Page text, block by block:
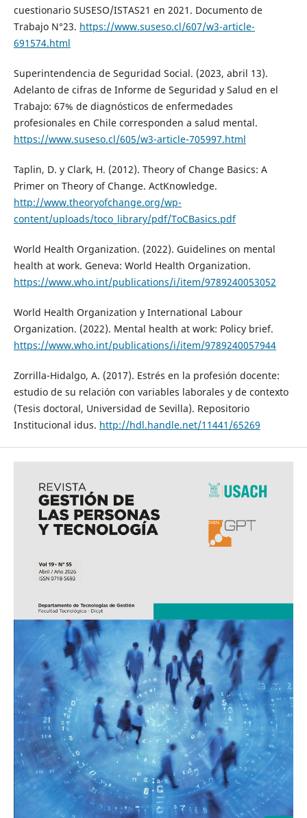
cuestionario SUSESO/ISTAS21 en 2021. Documento de
Trabajo N°23. https://www.suseso.cl/607/w3-article-
691574.html
Superintendencia de Seguridad Social. (2023, abril 13).
Adelanto de cifras de Informe de Seguridad y Salud en el
Trabajo: 67% de diagnósticos de enfermedades
profesionales en Chile corresponden a salud mental.
https://www.suseso.cl/605/w3-article-705997.html
Taplin, D. y Clark, H. (2012). Theory of Change Basics: A
Primer on Theory of Change. ActKnowledge.
http://www.theoryofchange.org/wp-
content/uploads/toco_library/pdf/ToCBasics.pdf
World Health Organization. (2022). Guidelines on mental
health at work. Geneva: World Health Organization.
https://www.who.int/publications/i/item/9789240053052
World Health Organization y International Labour
Organization. (2022). Mental health at work: Policy brief.
https://www.who.int/publications/i/item/9789240057944
Zorrilla-Hidalgo, A. (2017). Estrés en la profesión docente:
estudio de su relación con variables laborales y de contexto
(Tesis doctoral, Universidad de Sevilla). Repositorio
Institucional idus. http://hdl.handle.net/11441/65269